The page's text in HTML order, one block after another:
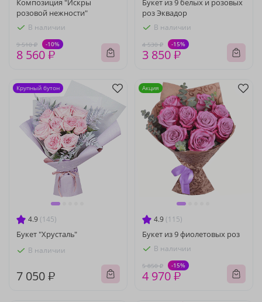
Композиция "Искры
розовой нежности"
В наличии
9 510 ₽ -10%
8 560 ₽
Букет из 9 белых и розовых
роз Эквадор
В наличии
4 530 ₽ -15%
3 850 ₽
4.9 (145)
Букет "Хрусталь"
В наличии
7 050 ₽
Крупный бутон
4.9 (115)
Букет из 9 фиолетовых роз
В наличии
5 850 ₽ -15%
4 970 ₽
Акция